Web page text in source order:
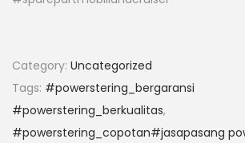
Category: Uncategorized
Tags: #powerstering_bergaransi
#powerstering_berkualitas,
#powerstering_copotan#jasapasang